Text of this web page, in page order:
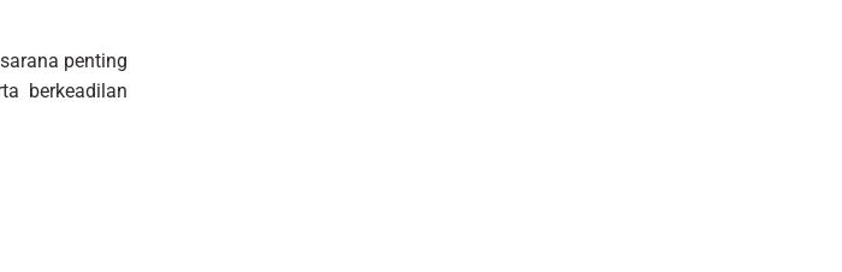
penting
berkeadilan